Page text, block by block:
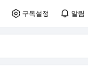
구독설정 알림